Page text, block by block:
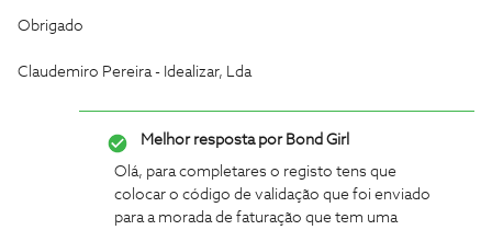
Obrigado
Claudemiro Pereira - Idealizar, Lda
Melhor resposta porBond Girl
Olá, para completares o registo tens que
colocar o código de validação que foi enviado
para a morada de faturação que tem uma